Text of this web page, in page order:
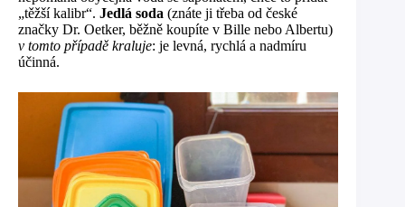
„těžší kalibr“. Jedlá soda (znáte ji třeba od české
značky Dr. Oetker, běžně koupíte v Bille nebo Albertu)
v tomto případě kraluje: je levná, rychlá a nadmíru
účinná.